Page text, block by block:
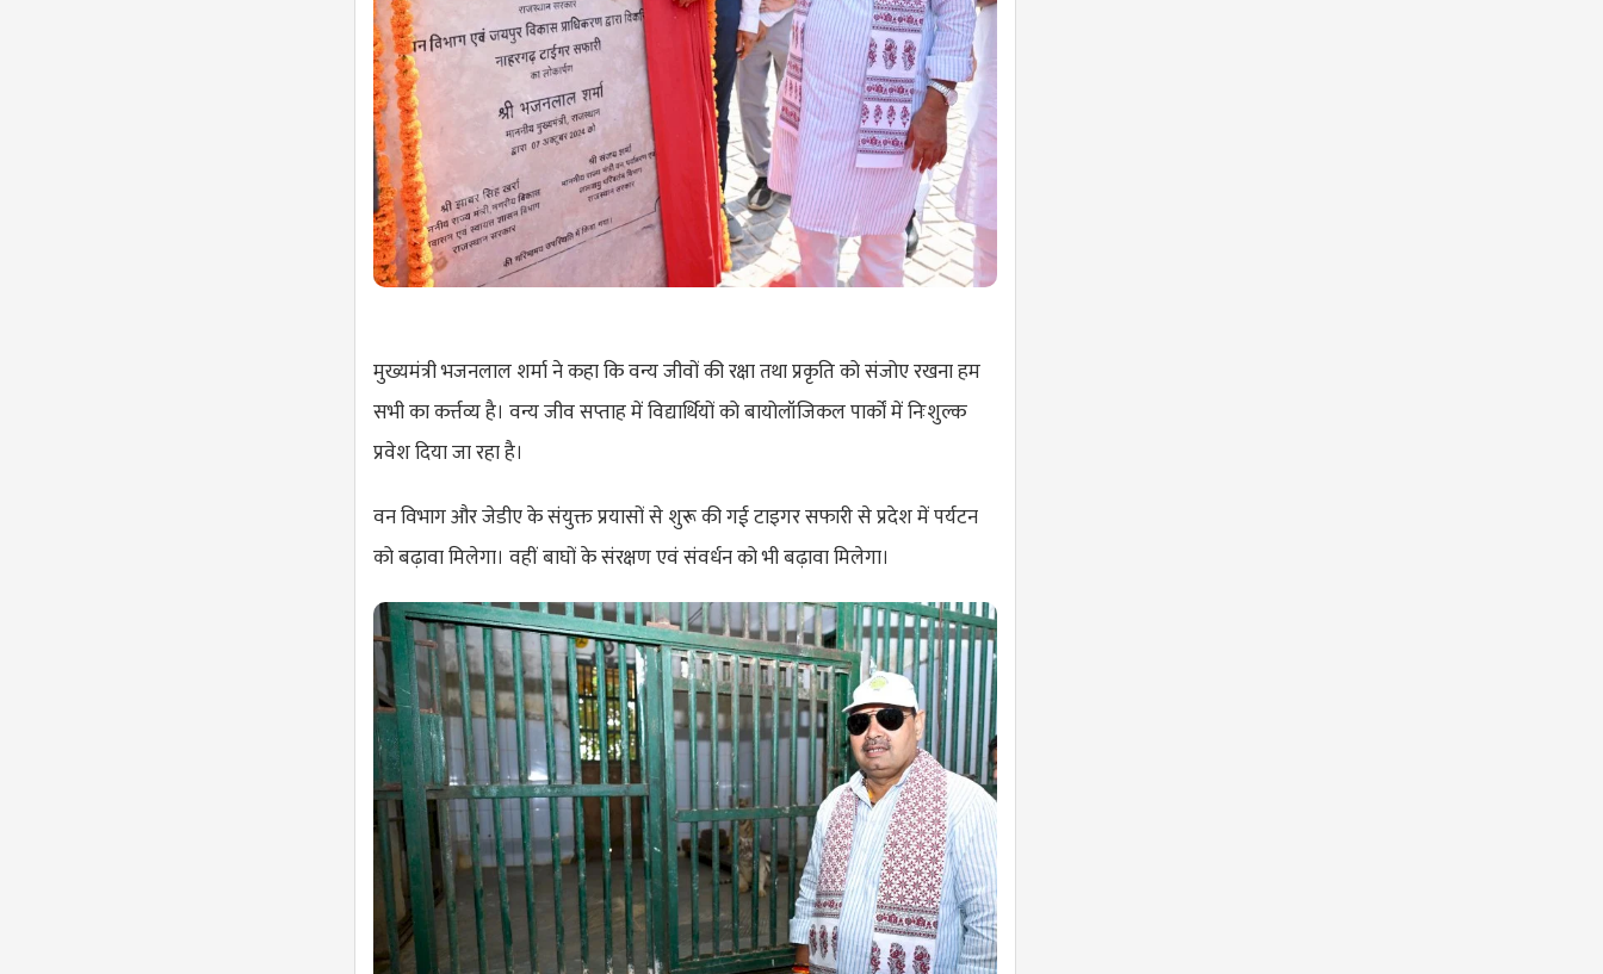
मुख्यमंत्री भजनलाल शर्मा ने कहा कि वन्य जीवों की रक्षा तथा प्रकृति को संजोए रखना हम
सभी का कर्त्तव्य है। वन्य जीव सप्ताह में विद्यार्थियों को बायोलॉजिकल पार्कों में निःशुल्क
प्रवेश दिया जा रहा है।
वन विभाग और जेडीए के संयुक्त प्रयासों से शुरू की गई टाइगर सफारी से प्रदेश में पर्यटन
को बढ़ावा मिलेगा। वहीं बाघों के संरक्षण एवं संवर्धन को भी बढ़ावा मिलेगा।